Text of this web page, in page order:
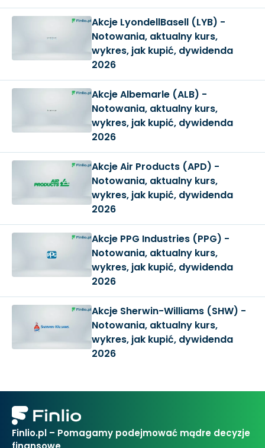
Akcje LyondellBasell (LYB) -
Notowania, aktualny kurs,
wykres, jak kupić, dywidenda
2026
Akcje Albemarle (ALB) -
Notowania, aktualny kurs,
wykres, jak kupić, dywidenda
2026
Akcje Air Products (APD) -
Notowania, aktualny kurs,
wykres, jak kupić, dywidenda
2026
Akcje PPG Industries (PPG) -
Notowania, aktualny kurs,
wykres, jak kupić, dywidenda
2026
Akcje Sherwin-Williams (SHW) -
Notowania, aktualny kurs,
wykres, jak kupić, dywidenda
2026
Finlio.pl – Pomagamy podejmować mądre decyzje